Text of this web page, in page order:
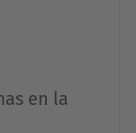
en la